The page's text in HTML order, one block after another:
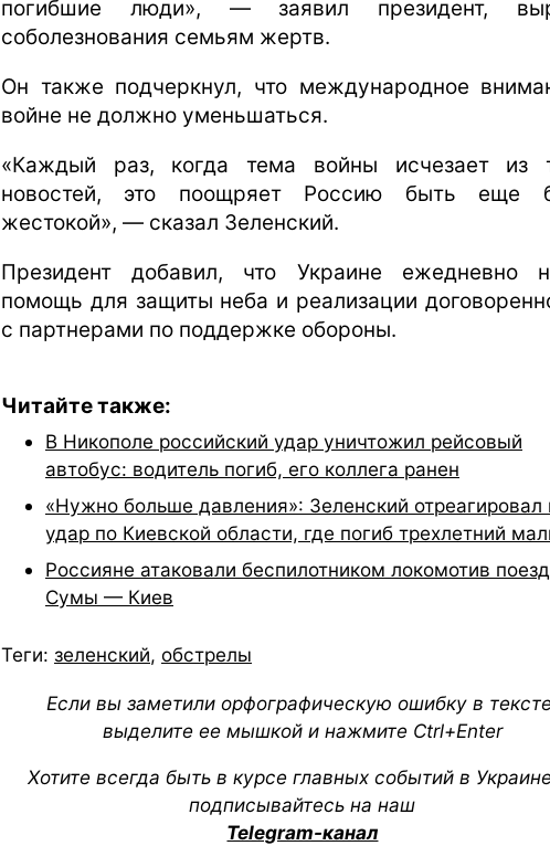
погибшие люди», — заявил президент,
соболезнования семьям жертв.
Он также подчеркнул, что международное
войне не должно уменьшаться.
«Каждый раз, когда тема войны исчезает из
новостей, это поощряет Россию быть еще
жестокой», — сказал Зеленский.
Президент добавил, что Украине ежедневно
помощь для защиты неба и реализации
с партнерами по поддержке обороны.
Читайте также:
В Никополе российский удар уничтожил рейсовый
автобус: водитель погиб, его коллега ранен
«Нужно больше давления»: Зеленский отреагировал
удар по Киевской области, где погиб трехлетний
Россияне атаковали беспилотником локомотив
Сумы — Киев
Теги: зеленский, обстрелы
Если вы заметили орфографическую ошибку в
выделите ее мышкой и нажмите Ctrl+Enter
Хотите всегда быть в курсе главных событий в
подписывайтесь на наш
Telegram-канал